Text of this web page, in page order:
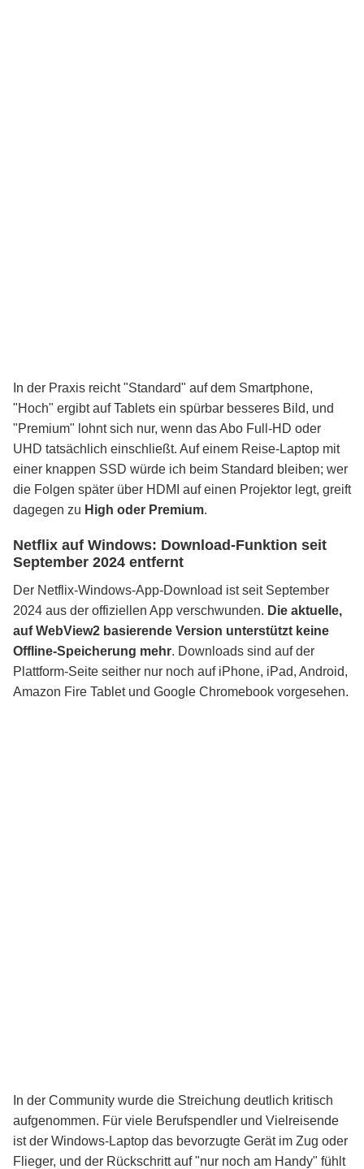
In der Praxis reicht "Standard" auf dem Smartphone,
"Hoch" ergibt auf Tablets ein spürbar besseres Bild, und
"Premium" lohnt sich nur, wenn das Abo Full-HD oder
UHD tatsächlich einschließt. Auf einem Reise-Laptop mit
einer knappen SSD würde ich beim Standard bleiben; wer
die Folgen später über HDMI auf einen Projektor legt, greift
dagegen zu High oder Premium.
Netflix auf Windows: Download-Funktion seit
September 2024 entfernt
Der Netflix-Windows-App-Download ist seit September
2024 aus der offiziellen App verschwunden. Die aktuelle,
auf WebView2 basierende Version unterstützt keine
Offline-Speicherung mehr. Downloads sind auf der
Plattform-Seite seither nur noch auf iPhone, iPad, Android,
Amazon Fire Tablet und Google Chromebook vorgesehen.
In der Community wurde die Streichung deutlich kritisch
aufgenommen. Für viele Berufspendler und Vielreisende
ist der Windows-Laptop das bevorzugte Gerät im Zug oder
Flieger, und der Rückschritt auf "nur noch am Handy" fühlt